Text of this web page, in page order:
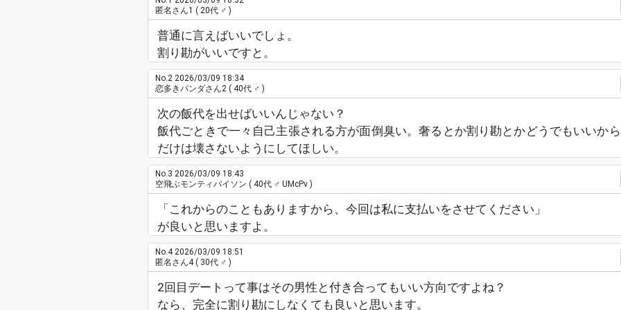
匿名さん1 ( 20代 ♂ )
普通に言えばいいでしょ。
割り勘がいいですと。
No.2 2026/03/09 18:34
恋多きパンダさん2 ( 40代 ♂ )
次の飯代を出せばいいんじゃない？
飯代ごときで一々自己主張される方が面倒臭い。奢るとか割り勘とかどうでもいいか
だけは壊さないようにしてほしい。
No.3 2026/03/09 18:43
空飛ぶモンティパイソン ( 40代 ♂ UMcPv )
「これからのこともありますから、今回は私に支払いをさせてください」
が良いと思いますよ。
No.42026/03/09 18:51
匿名さん4( 30代 ♂ )
2回目デートって事はその男性と付き合ってもいい方向ですよね？
なら、完全に割り勘にしなくても良いと思います。